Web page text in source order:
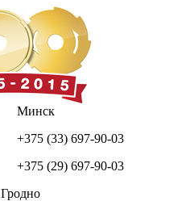
Минск
+375 (33) 697-90-03
+375 (29) 697-90-03
Гродно